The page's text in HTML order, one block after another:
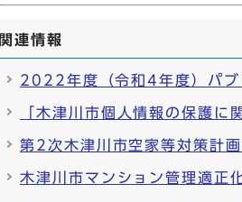
関連情報
2022年度（令和4年度）パブ
「木津川市個人情報の保護
第2次木津川市空家等対策計
木津川市マンション管理適正